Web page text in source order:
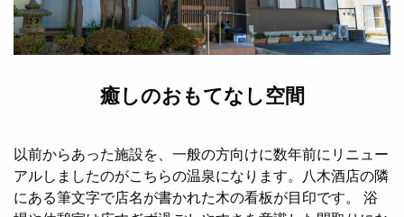
癒しのおもてなし空間
以前からあった施設を、一般の方向けに数年前にリニュー
アルしましたのがこちらの温泉になります。八木酒店の隣
にある筆文字で店名が書かれた木の看板が目印です。 浴